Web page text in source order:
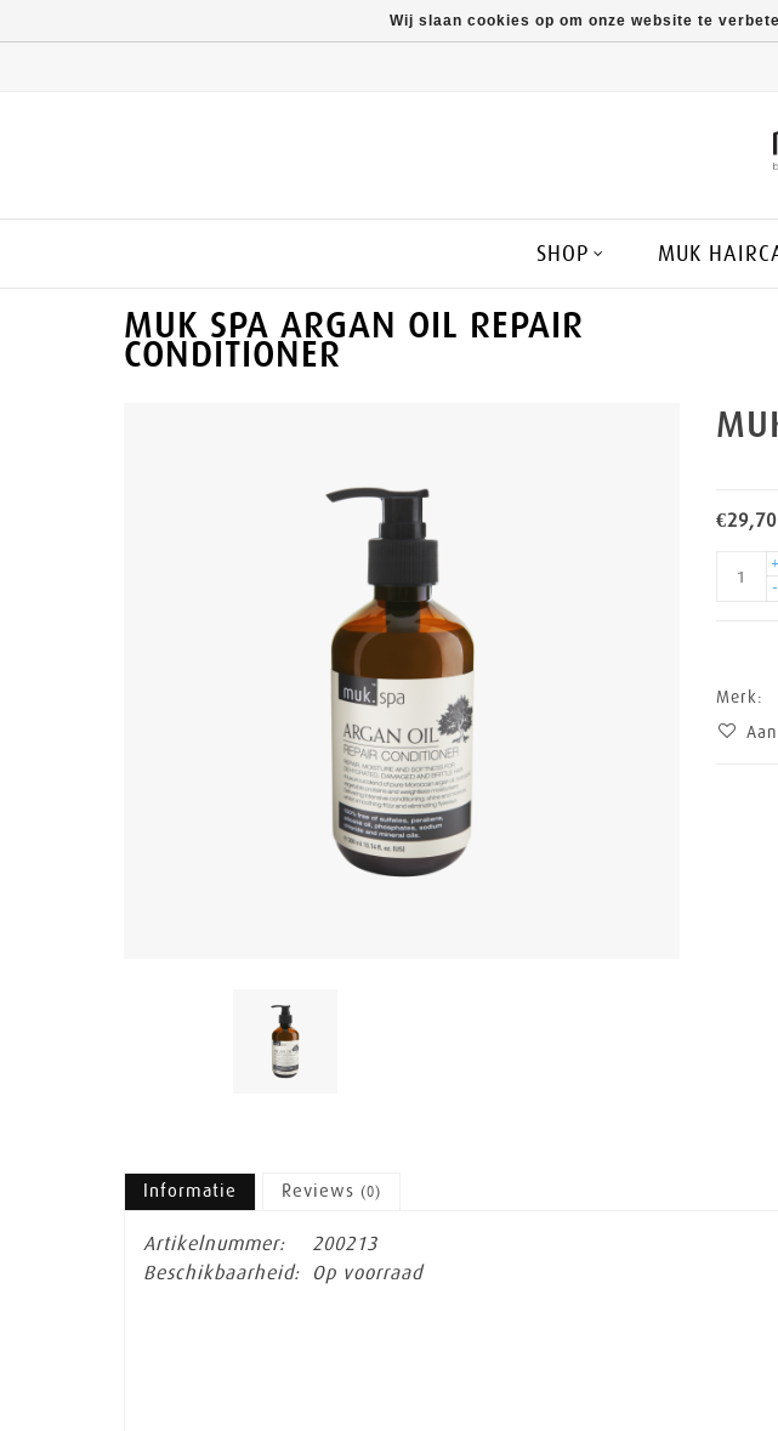
SHOP MUK
MUK SPA ARGAN OIL REPAIR
CONDITIONER
€29,70
+
-
Merk:
Informatie Reviews (0)
Artikelnummer:
200213
Beschikbaarheid:
Op voorraad
Wij slaan cookies op om onze website te